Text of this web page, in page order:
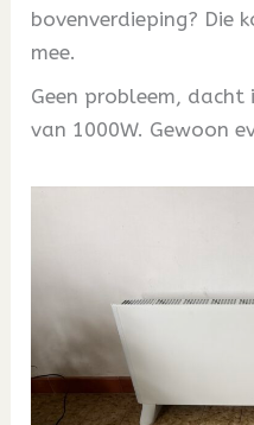
bovenverdieping? Die
mee.
Geen probleem, dacht
van 1000W. Gewoon